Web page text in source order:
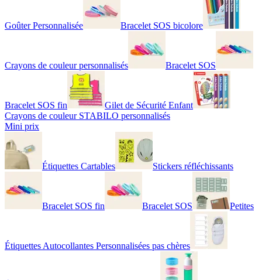
Goûter Personnalisée Bracelet SOS bicolore
Crayons de couleur personnalisés Bracelet SOS
Bracelet SOS fin
Gilet de Sécurité Enfant
Crayons de couleur STABILO personnalisés
Mini prix
Étiquettes Cartables Stickers réfléchissants
Bracelet SOS fin Bracelet SOS Petites
Étiquettes Autocollantes Personnalisées pas chères